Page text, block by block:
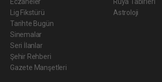
Lig Fikstürü
Tarihte Bugün
Sinemalar
Seri İlanlar
Şehir Rehberi
Gazete Manşetleri
Astroloji